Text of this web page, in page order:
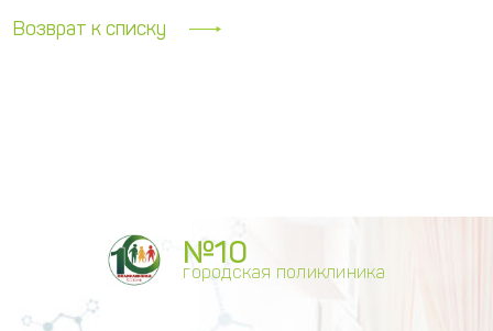
Возврат к списку
№10
городская поликлиника